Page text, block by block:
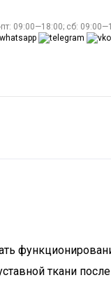
пт: 09:00—18:00; сб:
ткани